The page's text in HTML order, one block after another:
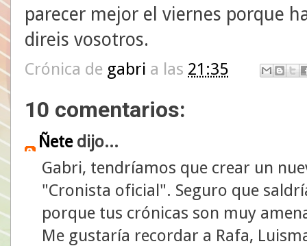
parecer mejor el viernes porque
direis vosotros.
Crónica de gabri a las 21:35
10 comentarios:
Ñetedijo...
Gabri, tendríamos que crear un
"Cronista oficial". Seguro que
porque tus crónicas son muy
Me gustaría recordar a Rafa,